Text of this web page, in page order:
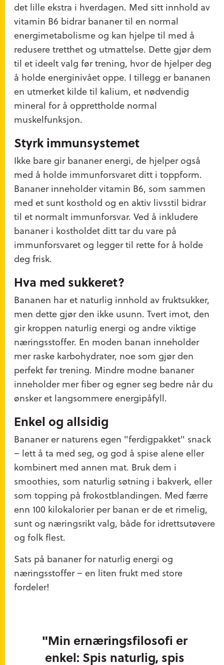
det lille ekstra i hverdagen. Med sitt innhold av
vitamin B6 bidrar bananer til en normal
energimetabolisme og kan hjelpe til med å
redusere tretthet og utmattelse. Dette gjør dem
til et ideelt valg før trening, hvor de hjelper deg
å holde energinivået oppe. I tillegg er bananen
en utmerket kilde til kalium, et nødvendig
mineral for å opprettholde normal
muskelfunksjon.
Styrk immunsystemet
Ikke bare gir bananer energi, de hjelper også
med å holde immunforsvaret ditt i toppform.
Bananer inneholder vitamin B6, som sammen
med et sunt kosthold og en aktiv livsstil bidrar
til et normalt immunforsvar. Ved å inkludere
bananer i kostholdet ditt tar du vare på
immunforsvaret og legger til rette for å holde
deg frisk.
Hva med sukkeret?
Bananen har et naturlig innhold av fruktsukker,
men dette gjør den ikke usunn. Tvert imot, den
gir kroppen naturlig energi og andre viktige
næringsstoffer. En moden banan inneholder
mer raske karbohydrater, noe som gjør den
perfekt før trening. Mindre modne bananer
inneholder mer fiber og egner seg bedre når du
ønsker et langsommere energipåfyll.
Enkel og allsidig
Bananer er naturens egen "ferdigpakket" snack
– lett å ta med seg, og god å spise alene eller
kombinert med annen mat. Bruk dem i
smoothies, som naturlig søtning i bakverk, eller
som topping på frokostblandingen. Med færre
enn 100 kilokalorier per banan er de et rimelig,
sunt og næringsrikt valg, både for idrettsutøvere
og folk flest.
Sats på bananer for naturlig energi og
næringsstoffer – en liten frukt med store
fordeler!
"Min ernæringsfilosofi er
enkel: Spis naturlig, spis